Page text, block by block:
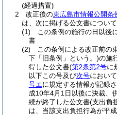
(経過措置)
2
改正後の東広島市情報公開条
は、次に掲げる公文書について
(1)
この条例の施行の日以後
書
(2)
この条例による改正前の
下「旧条例」という。)の施
得した公文書(第2条第2号に
以下この号及び次号におい
号エに規定する情報が記録
成10年4月1日以後に決裁、
続が終了した公文書(支出負
は、当該支出負担行為が平